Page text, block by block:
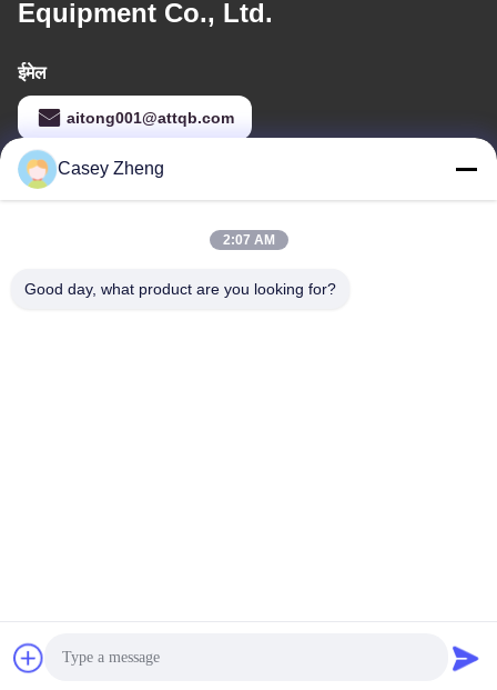
Equipment Co., Ltd.
ईमेल
aitong001@attqb.com
हमारा पता
नॉर्थ रोड, नंबर 44-3
Casey Zheng
2:07 AM
Good day, what product are you looking for?